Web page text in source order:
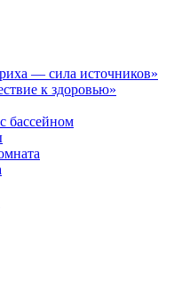
— сила источников»
к здоровью»
бассейном